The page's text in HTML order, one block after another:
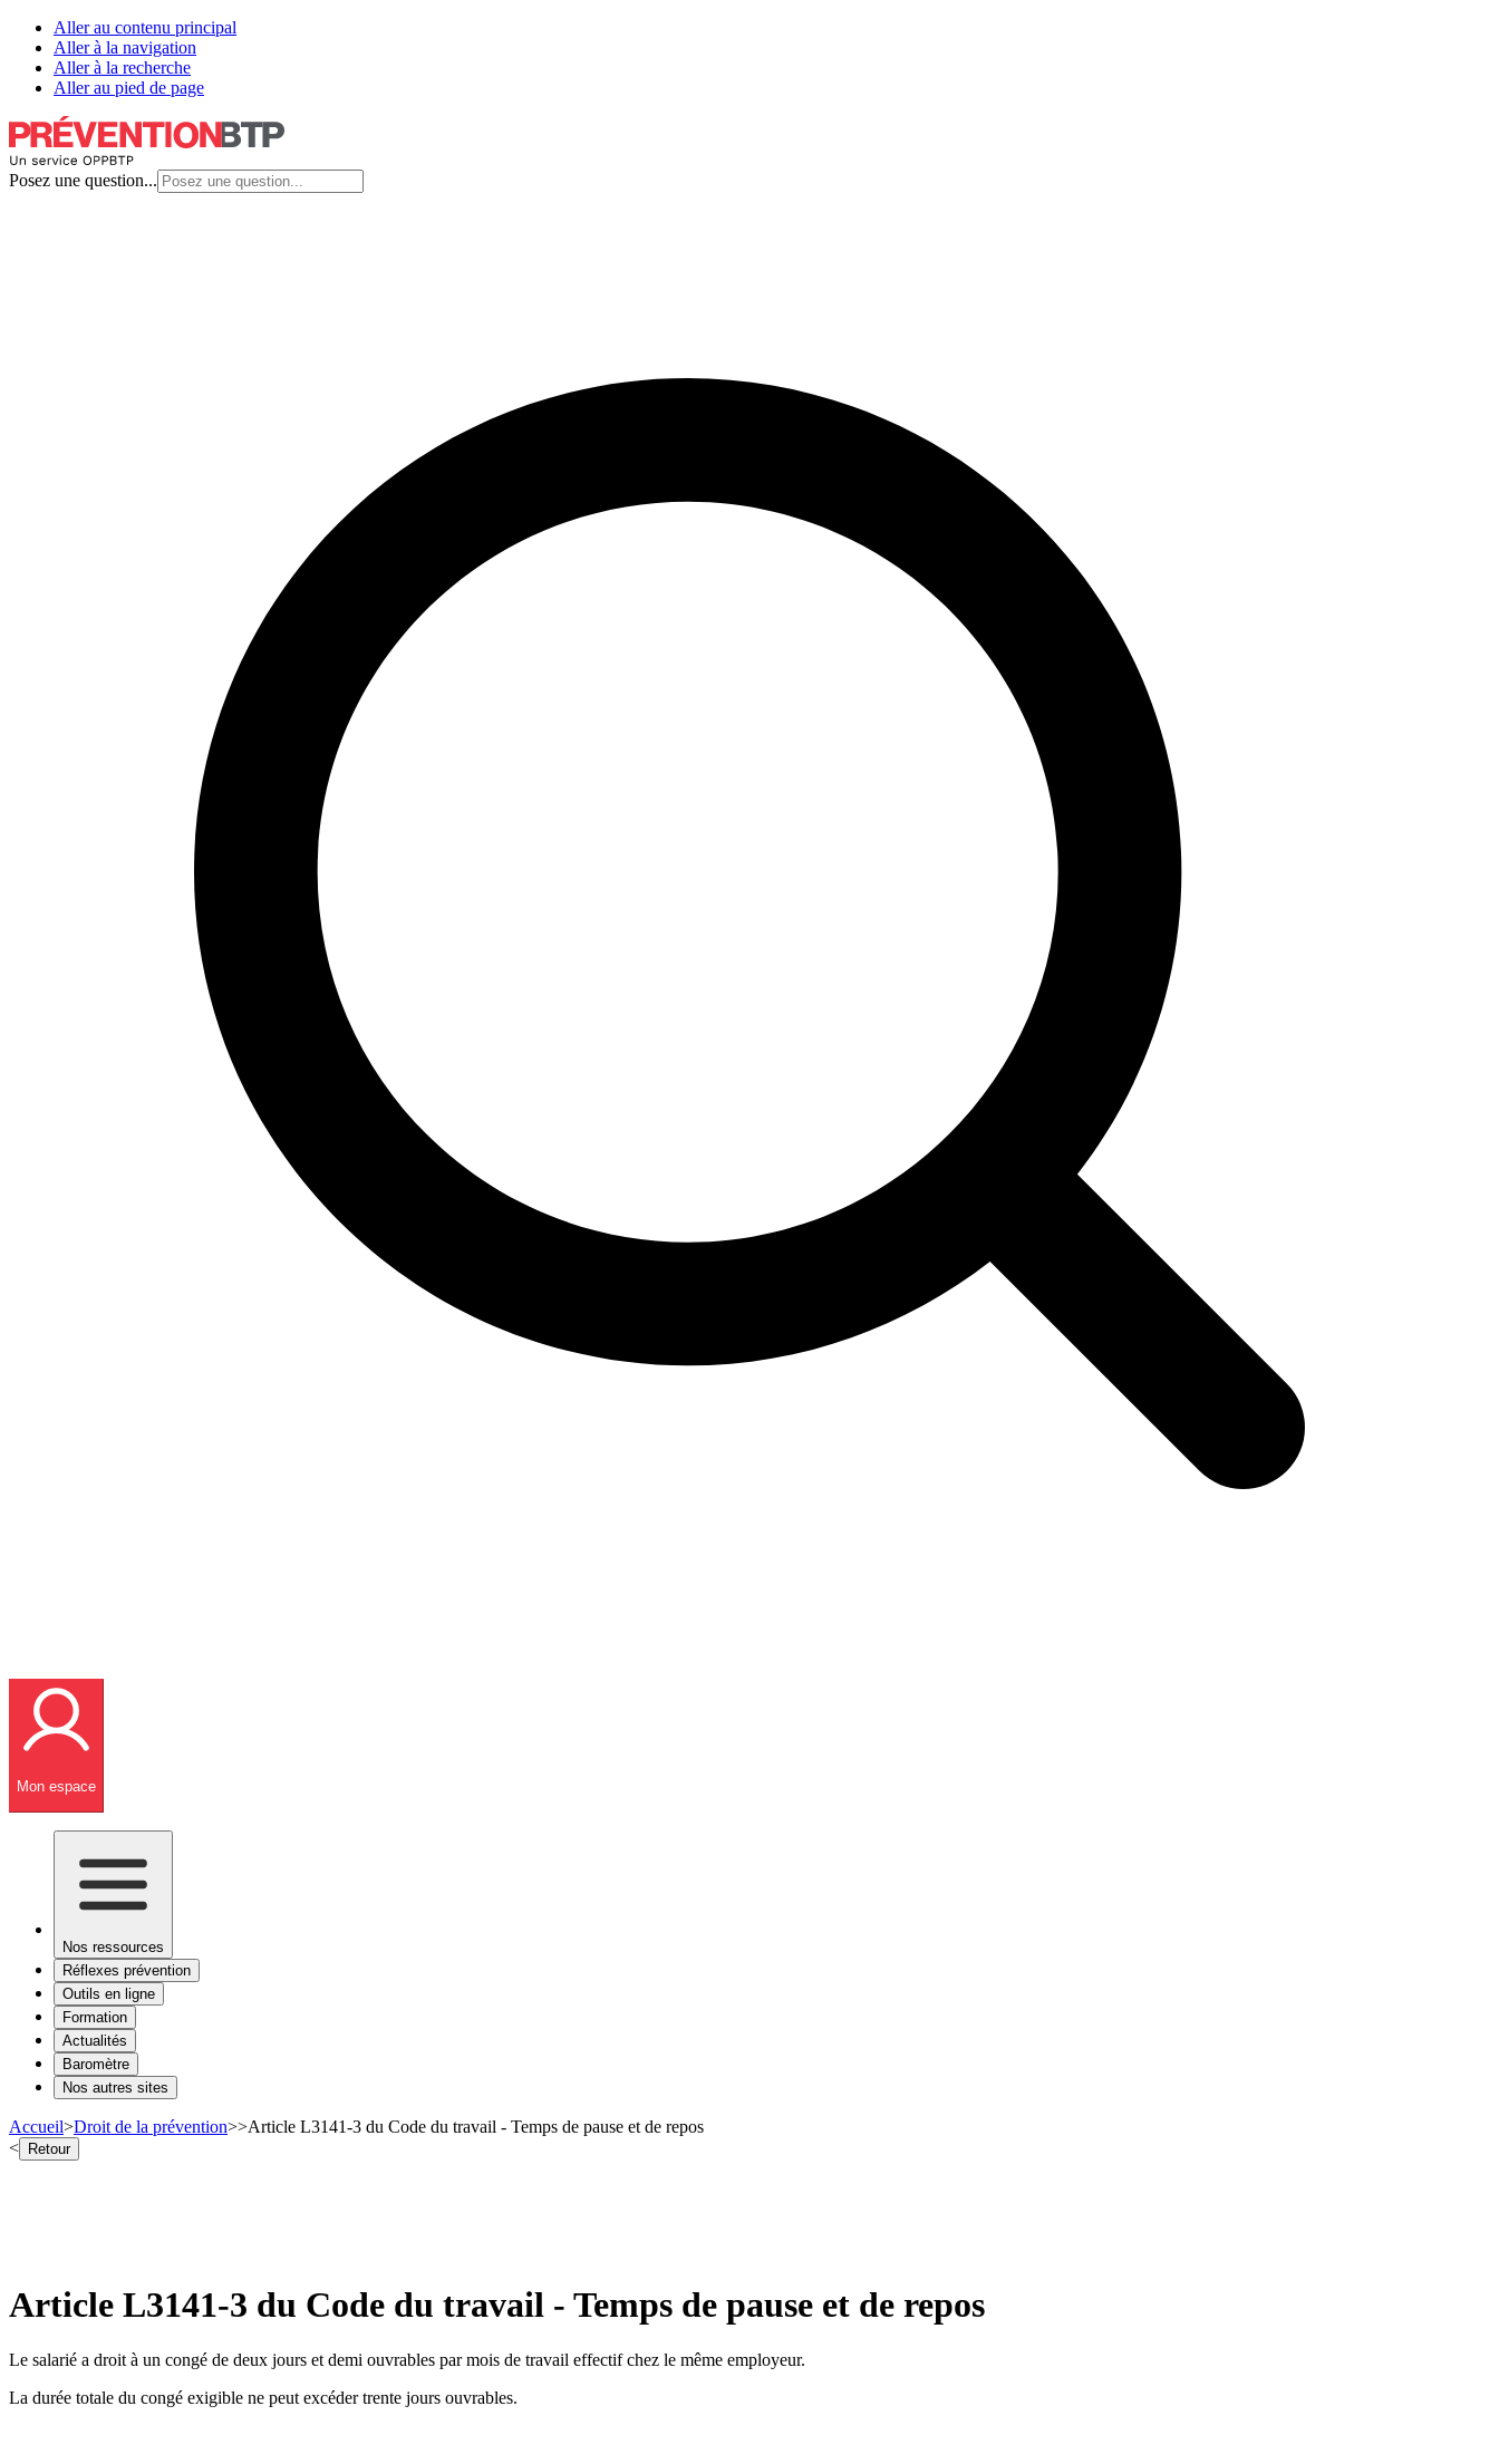
Aller au contenu principal
Aller à la navigation
Aller à la recherche
Aller au pied de page
Posez une question...
Mon espace
Nos ressources
Réflexes prévention
Outils en ligne
Formation
Actualités
Baromètre
Nos autres sites
Accueil>Droit de la prévention>>Article L3141-3 du Code du travail - Temps de pause et de repos
< Retour
Article L3141-3 du Code du travail - Temps de pause et de repos
Le salarié a droit à un congé de deux jours et demi ouvrables par mois de travail effectif chez le même employeur.
La durée totale du congé exigible ne peut excéder trente jours ouvrables.